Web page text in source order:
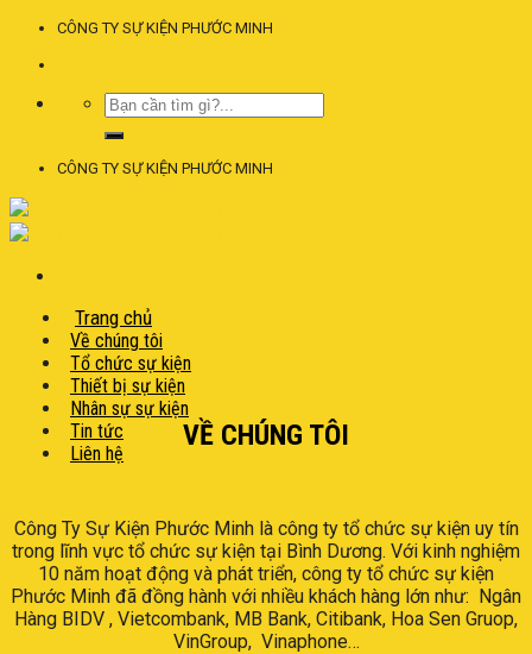
Skip
content
CÔNG TY SỰ KIỆN PHƯỚC MINH
CÔNG TY SỰ KIỆN PHƯỚC MINH
Trang chủ
Về chúng tôi
Tổ chức sự kiện
Thiết bị sự kiện
Nhân sự sự kiện
Tin tức
Liên hệ
VỀ CHÚNG TÔI
Công Ty Sự Kiện Phước Minh là công ty tổ chức sự kiện uy tín
trong lĩnh vực tổ chức sự kiện tại Bình Dương. Với kinh nghiệm
10 năm hoạt động và phát triển, công ty tổ chức sự kiện
Phước Minh đã đồng hành với nhiều khách hàng lớn như: Ngân
Hàng BIDV , Vietcombank, MB Bank, Citibank, Hoa Sen Gruop,
VinGroup, Vinaphone…